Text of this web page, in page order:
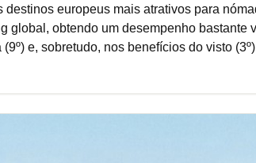
destinos europeus mais atrativos para
global, obtendo um desempenho bastante
e, sobretudo, nos benefícios do visto